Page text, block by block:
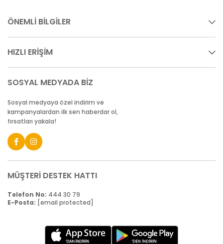
ÖNEMLİ BİLGİLER
HIZLI ERİŞİM
SOSYAL MEDYADA BİZ
Sosyal medyaya özel indirim ve
kampanyalardan ilk sen haberdar ol,
fırsatları yakala!
MÜŞTERİ DESTEK HATTI
Telefon No: 444 30 79
E-Posta: [email protected]